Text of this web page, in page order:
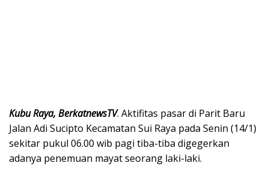
Kubu Raya, BerkatnewsTV. Aktifitas pasar di Parit Baru
Jalan Adi Sucipto Kecamatan Sui Raya pada Senin (14/1)
sekitar pukul 06.00 wib pagi tiba-tiba digegerkan
adanya penemuan mayat seorang laki-laki.